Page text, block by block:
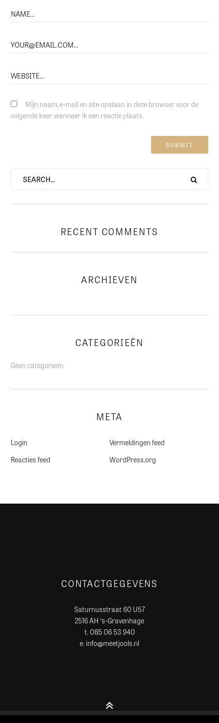
Mijn naam, e-mail en site opslaan in deze browser voor de
volgende keer wanneer ik een reactie plaats.
RECENT COMMENTS
ARCHIEVEN
CATEGORIEËN
Geen categorieën
META
Login
Vermeldingen feed
Reacties feed
WordPress.org
CONTACTGEGEVENS
Saturnusstraat 60 U57
2516 AH ‘s-Gravenhage
t. 085 06 53 940
e. info@meetjools.nl